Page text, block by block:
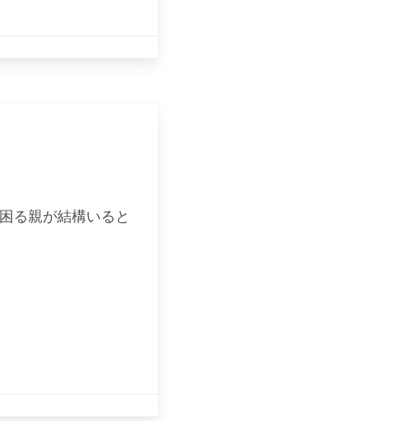
る親が結構いると